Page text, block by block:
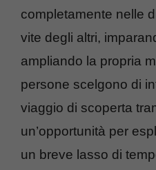
completamente nelle
vite degli altri,
ampliando la propria
persone scelgono di
viaggio di scoperta
un’opportunità per
un breve lasso di